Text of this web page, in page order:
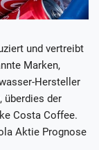
und vertreibt
Marken,
Hersteller
überdies der
Costa Coffee.
Aktie Prognose